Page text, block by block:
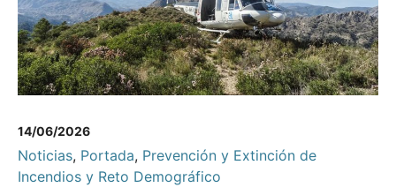
14/06/2026
Noticias, Portada, Prevención y Extinción de
Incendios y Reto Demográfico